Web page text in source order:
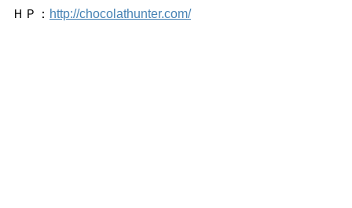
ＨＰ： http://chocolathunter.com/